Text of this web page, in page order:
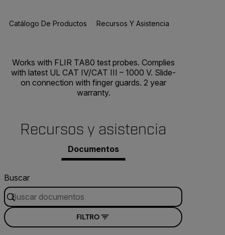
Catálogo De Productos Recursos Y Asistencia
Works with FLIR TA80 test probes. Complies
with latest UL CAT IV/CAT III – 1000 V. Slide-
on connection with finger guards. 2 year
warranty.
Recursos y asistencia
Documentos
Buscar
FILTRO